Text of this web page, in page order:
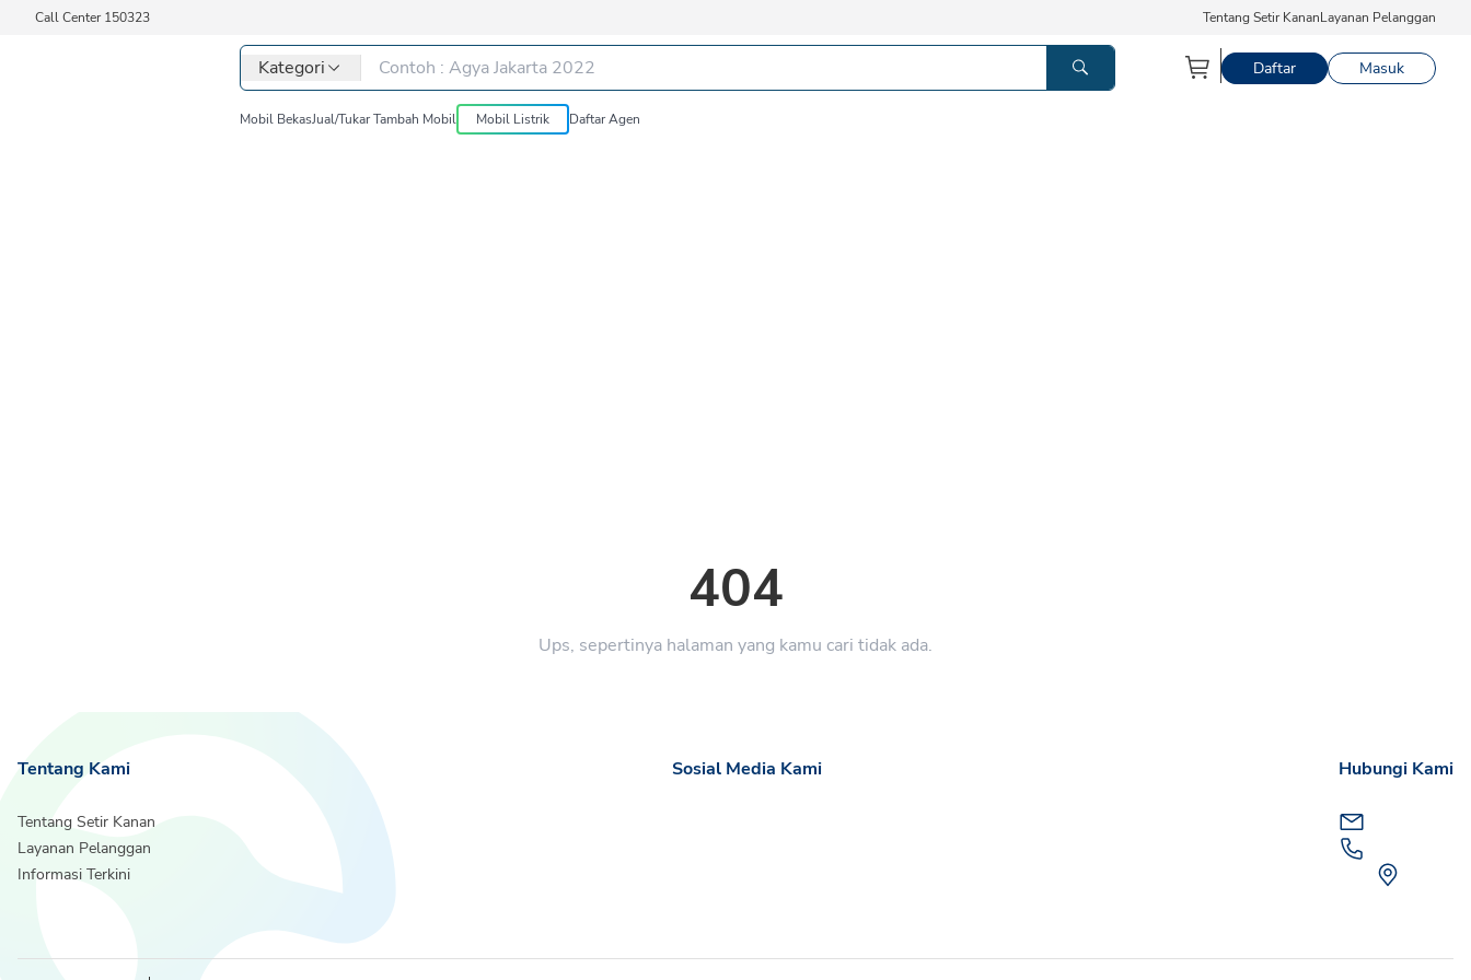
Call Center 150323 Tentang Setir KananLayanan Pelanggan
Kategori Daftar Masuk
Mobil BekasJual/Tukar Tambah Mobil Mobil Listrik Daftar Agen
404
Ups, sepertinya halaman yang kamu cari tidak ada.
Tentang Kami
Tentang Setir Kanan
Layanan Pelanggan
Informasi Terkini
Sosial Media Kami Hubungi Kami